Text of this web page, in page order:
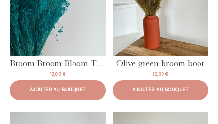
Broom Broom Bloom Turquoise
12,00 €
AJOUTER AU BOUQUET
Olive green broom boot
12,00 €
AJOUTER AU BOUQUET